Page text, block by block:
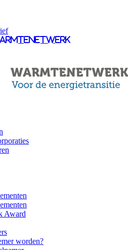
Award
worden?